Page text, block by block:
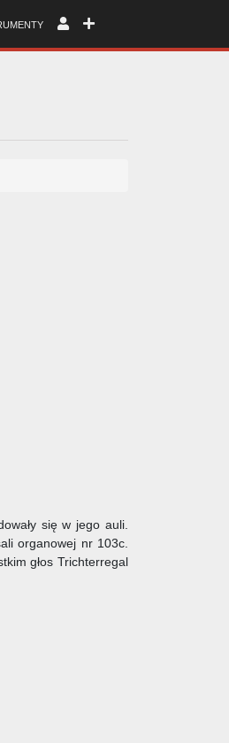
się w jego auli.
organowej nr 103c.
głos Trichterregal